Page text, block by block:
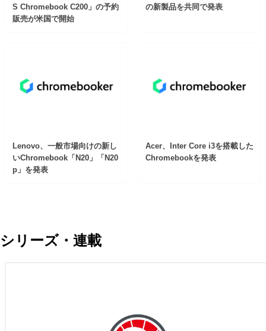
S Chromebook C200」の予約
販売が米国で開始
の新製品を共同で発表
Lenovo、一般市場向けの新し
いChromebook「N20」「N20
p」を発表
Acer、Inter Core i3を搭載した
Chromebookを発表
シリーズ・連載